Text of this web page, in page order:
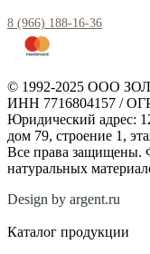
8 (966) 188-16-36
© 1992-2025 ООО
ИНН 7716804157 /
Юридический адрес:
дом 79, строение 1,
Все права защищены.
натуральных
Design by argent.ru
Каталог продукции